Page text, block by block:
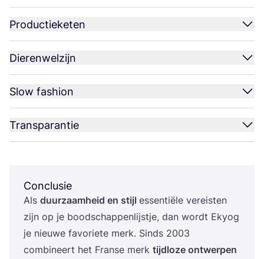
Productieketen
Dierenwelzijn
Slow fashion
Transparantie
Conclusie
Als duur­zaam­heid en stijl essen­ti­ë­le ver­eis­ten
zijn op je bood­schap­pen­lijst­je, dan wordt Eky­og
je nieu­we favo­rie­te merk. Sinds 2003
com­bi­neert het Fran­se merk tijd­lo­ze ont­wer­pen